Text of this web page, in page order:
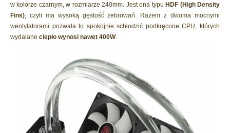
w kolorze czarnym, w rozmiarze 240mm. Jest ona typuHDF (High Density
Fins), czyli ma wysoką gęstość żebrowań. Razem z dwoma mocnymi
wentylatorami pozwala to spokojnie schłodzić podkręcone CPU, których
wydalane ciepło wynosi nawet 400W.